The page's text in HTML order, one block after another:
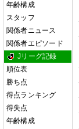
年齢構成
スタッフ
関係者ニュース
関係者エピソード
Jリーグ記録
順位表
勝ち点
得点ランキング
得失点
年齢構成